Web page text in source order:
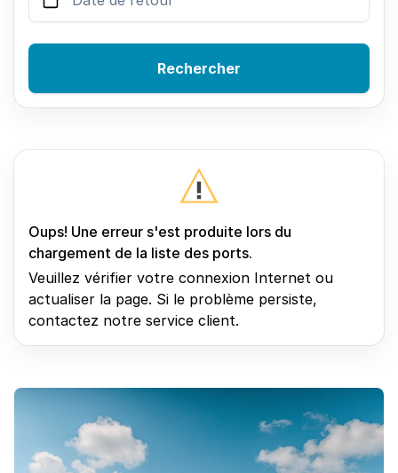
Rechercher
Oups! Une erreur s'est produite lors du
chargement de la liste des ports.
Veuillez vérifier votre connexion Internet ou
actualiser la page. Si le problème persiste,
contactez notre service client.